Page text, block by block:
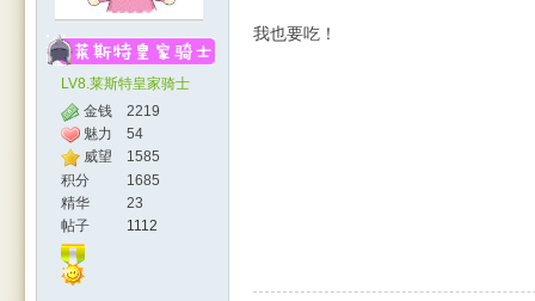
LV8.莱斯特皇家骑士
金钱
2219
魅力
54
威望
1585
积分
1685
精华
23
帖子
1112
我也要吃！